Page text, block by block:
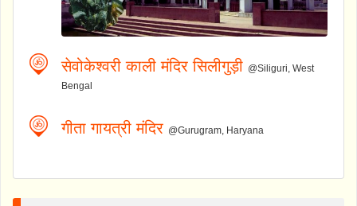
सेवोकेश्वरी काली मंदिर सिलीगुड़ी @Siliguri, West
Bengal
गीता गायत्री मंदिर @Gurugram, Haryana